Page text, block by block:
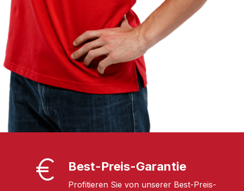
Best-Preis-Garantie
Profitieren Sie von unserer Best-Preis-